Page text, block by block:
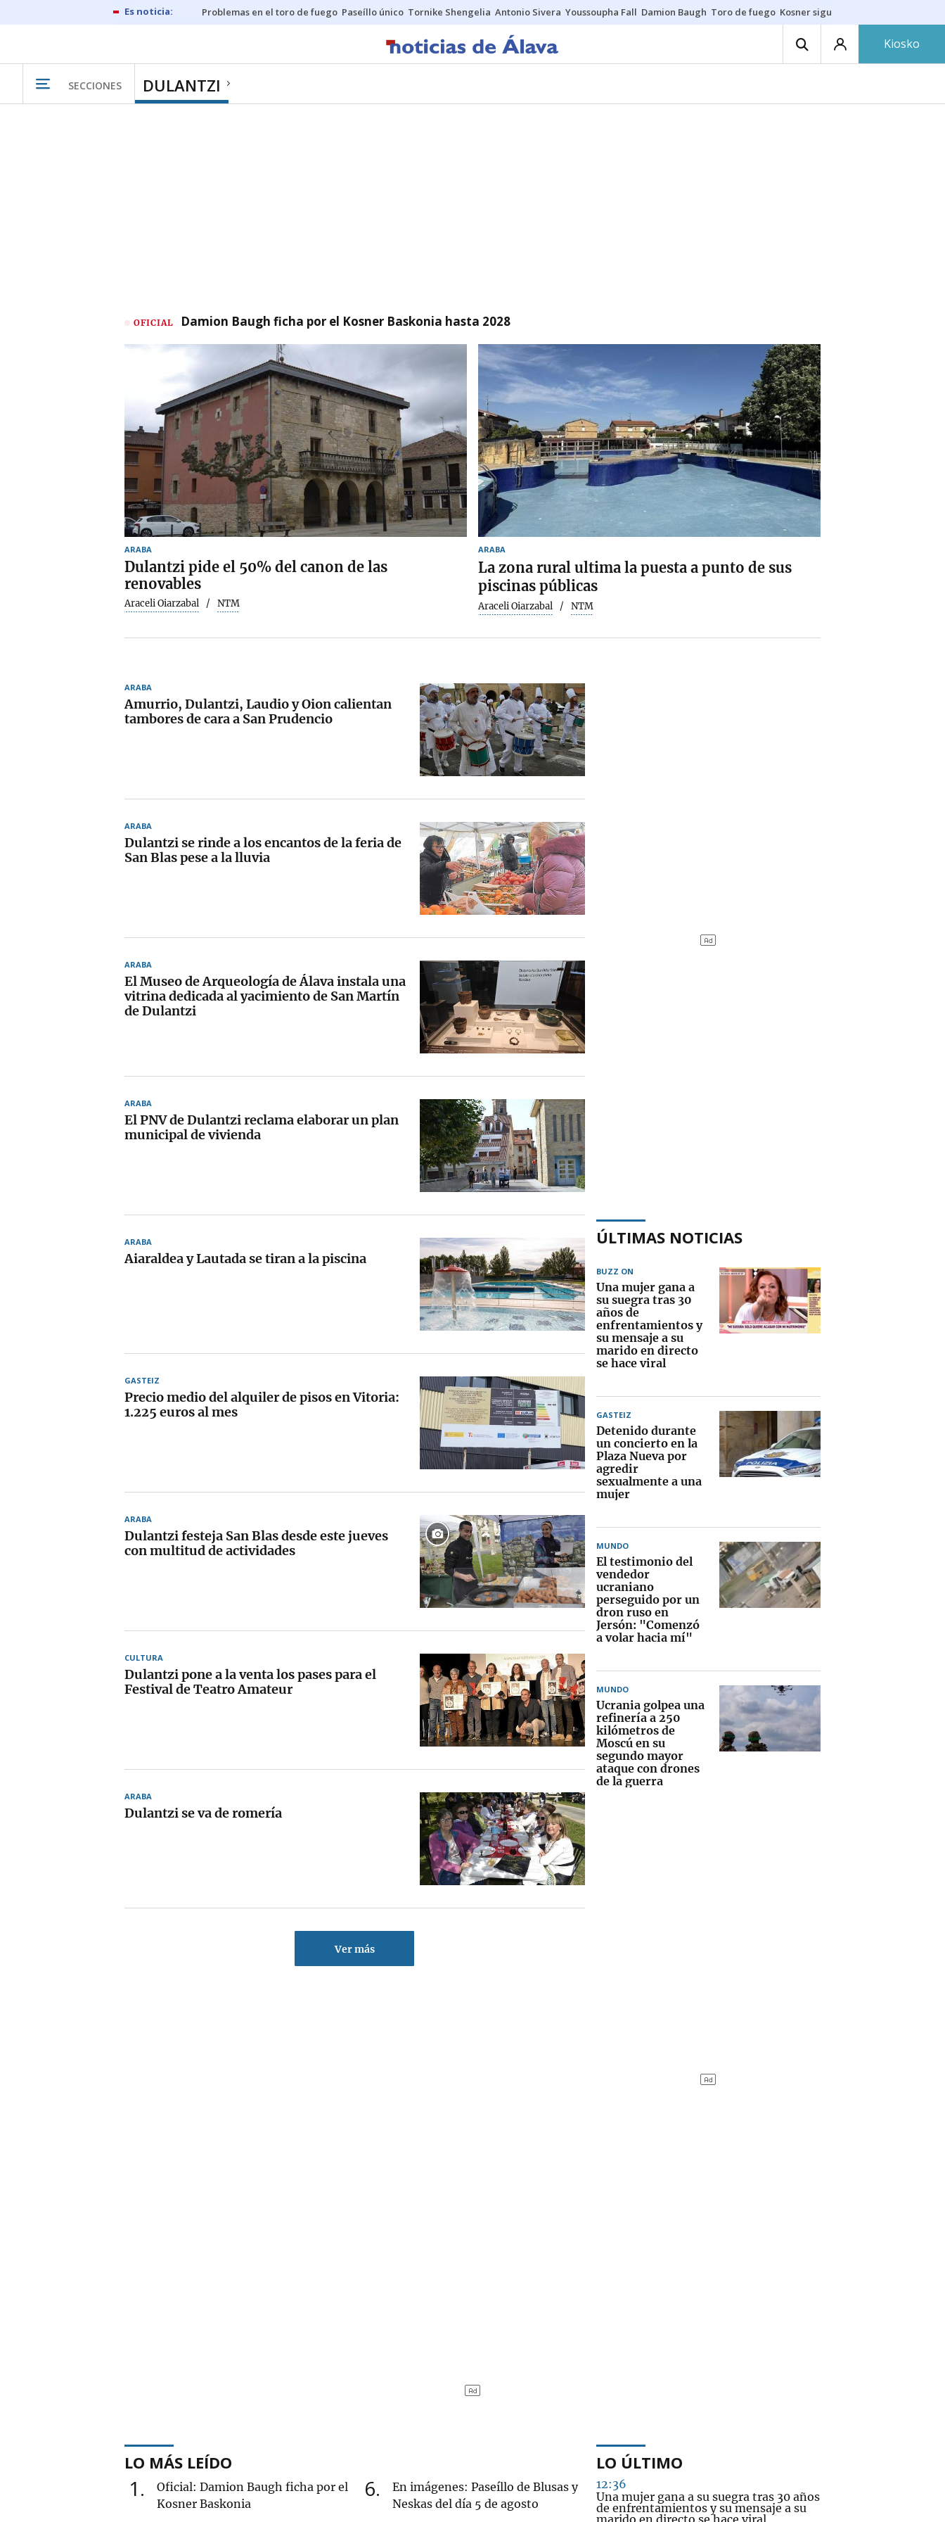
Problemas en el toro de fuego Paseíllo único Tornike Shengelia Antonio Sivera Youssoupha Fall Damion Baugh Toro de fuego Kosner sigue con Baskonia
Kiosko
SECCIONES DULANTZI
OFICIAL Damion Baugh ficha por el Kosner Baskonia hasta 2028
ARABA
Dulantzi pide el 50% del canon de las
renovables
Araceli Oiarzabal NTM
ARABA
La zona rural ultima la puesta a punto de sus
piscinas públicas
Araceli Oiarzabal NTM
ARABA
Amurrio, Dulantzi, Laudio y Oion calientan
tambores de cara a San Prudencio
ARABA
Dulantzi se rinde a los encantos de la feria de
San Blas pese a la lluvia
ARABA
El Museo de Arqueología de Álava instala una
vitrina dedicada al yacimiento de San Martín
de Dulantzi
ARABA
El PNV de Dulantzi reclama elaborar un plan
municipal de vivienda
ARABA
Aiaraldea y Lautada se tiran a la piscina
GASTEIZ
Precio medio del alquiler de pisos en Vitoria:
1.225 euros al mes
ARABA
Dulantzi festeja San Blas desde este jueves
con multitud de actividades
CULTURA
Dulantzi pone a la venta los pases para el
Festival de Teatro Amateur
ARABA
Dulantzi se va de romería
Ver más
ÚLTIMAS NOTICIAS
BUZZ ON
Una mujer gana a
su suegra tras 30
años de
enfrentamientos y
su mensaje a su
marido en directo
se hace viral
GASTEIZ
Detenido durante
un concierto en la
Plaza Nueva por
agredir
sexualmente a una
mujer
MUNDO
El testimonio del
vendedor
ucraniano
perseguido por un
dron ruso en
Jersón: "Comenzó
a volar hacia mí"
MUNDO
Ucrania golpea una
refinería a 250
kilómetros de
Moscú en su
segundo mayor
ataque con drones
de la guerra
LO MÁS LEÍDO
1
Oficial: Damion Baugh ficha por el
Kosner Baskonia
6
En imágenes: Paseíllo de Blusas y
Neskas del día 5 de agosto
LO ÚLTIMO
12:36
Una mujer gana a su suegra tras 30 años
de enfrentamientos y su mensaje a su
marido en directo se hace viral